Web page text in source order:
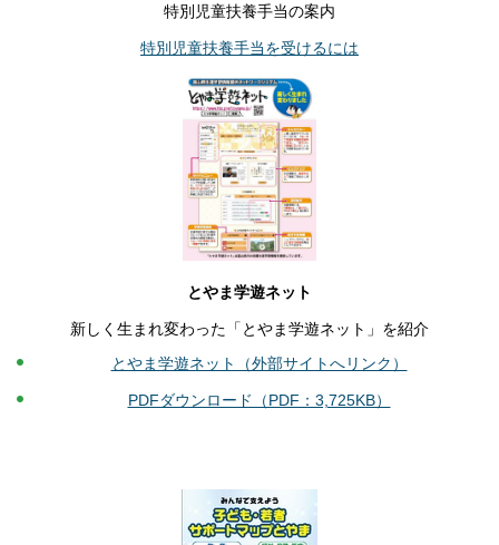
特別児童扶養手当の案内
特別児童扶養手当を受けるには
とやま学遊ネット
新しく生まれ変わった「とやま学遊ネット」を紹介
とやま学遊ネット（外部サイトへリンク）
PDFダウンロード（PDF：3,725KB）